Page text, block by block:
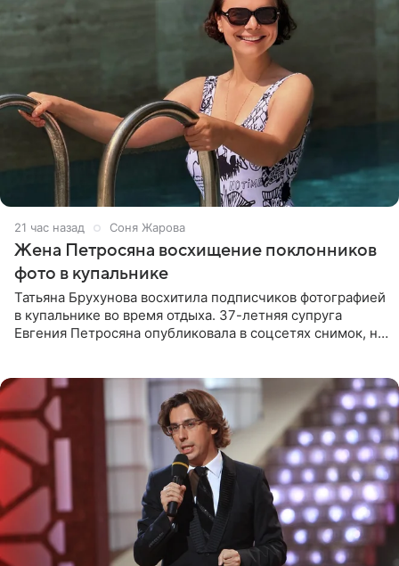
21 час назад Соня Жарова
Жена Петросяна восхищение поклонников
фото в купальнике
Татьяна Брухунова восхитила подписчиков фотографией
в купальнике во время отдыха. 37-летняя супруга
Евгения Петросяна опубликовала в соцсетях снимок, на